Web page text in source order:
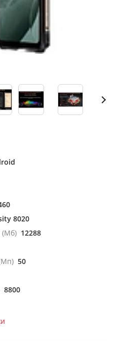
8020
(Мб) 12288
50
8800